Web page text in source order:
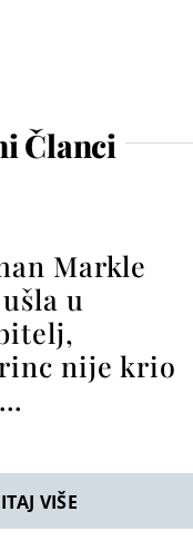
Članci
Markle
u
nije krio
VIŠE